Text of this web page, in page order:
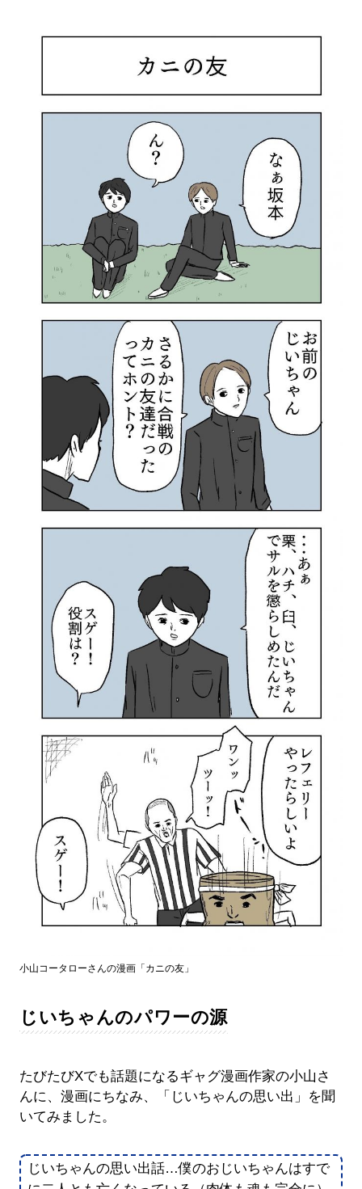
小山コータローさんの漫画「カニの友」
じいちゃんのパワーの源
たびたびXでも話題になるギャグ漫画作家の小山さ
んに、漫画にちなみ、「じいちゃんの思い出」を聞
いてみました。
じいちゃんの思い出話…僕のおじいちゃんはすで